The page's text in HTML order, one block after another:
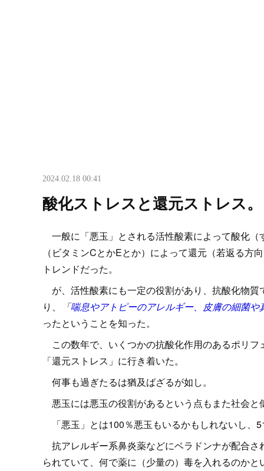
2024.02.18 00:41
酸化ストレスと還元ストレス。
一般に「悪玉」とされる活性酸素によって酸化
（ビタミンCとかEとか）によって還元（若返る
トレンドだった。
が、活性酸素にも一定の役割があり、抗酸化物
り、
「喘息やアトピーのアレルギー、皮膚の細菌
ったということを知った。
この数年で、いくつかの抗酸化作用のあるポリ
「還元ストレス」に行き着いた。
何事も過ぎたるは猶及ばざるが如し。
悪玉には悪玉の役割があるという点もまた社会と
「悪玉」とは100％悪玉もいるかもしれないし、
抗アレルギー系鼻炎薬などにベラドンナが配合
られていて、何で薬に（少量の）毒を入れるのか